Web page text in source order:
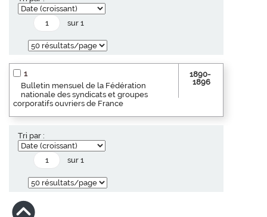
sur 1
1
Bulletin mensuel de la Fédération
nationale des syndicats et groupes
corporatifs ouvriers de France
1890-
1896
Tri par :
sur 1